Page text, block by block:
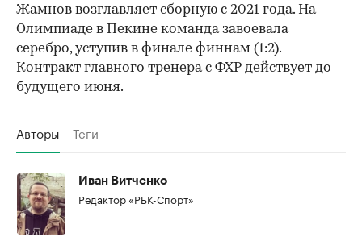
00:00 / 00:00
Жамнов возглавляет сборную с 2021 года. На
Олимпиаде в Пекине команда завоевала
серебро, уступив в финале финнам (1:2).
Контракт главного тренера с ФХР действует до
будущего июня.
Авторы Теги
Иван Витченко
Редактор «РБК-Спорт»